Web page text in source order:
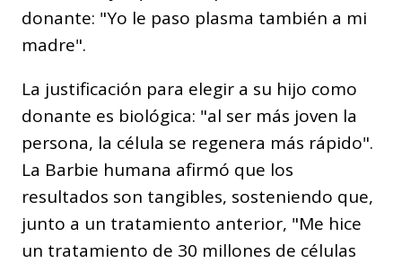
donante: "Yo le paso plasma también a mi
madre".
La justificación para elegir a su hijo como
donante es biológica: "al ser más joven la
persona, la célula se regenera más rápido".
La Barbie humana afirmó que los
resultados son tangibles, sosteniendo que,
junto a un tratamiento anterior, "Me hice
un tratamiento de 30 millones de células